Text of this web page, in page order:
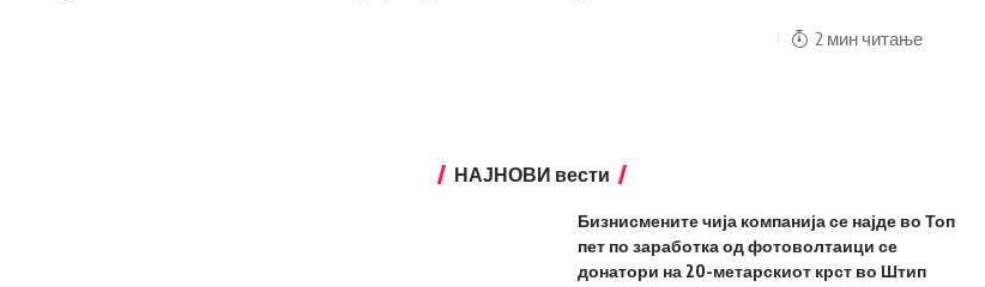
2 мин читање
НАЈНОВИ вести
Бизнисмените чија компанија се најде во Топ
пет по заработка од фотоволтаици се
донатори на 20-метарскиот крст во Штип